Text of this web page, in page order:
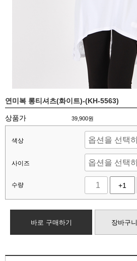
연미복 롱티셔츠(화이트)-(KH-5563)
상품가 39,900원
색상
사이즈
수량 +1
바로 구매하기 장바구니